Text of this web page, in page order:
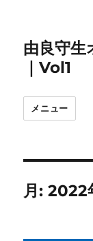
由良守生
｜Vol1
メニュー
月:2022